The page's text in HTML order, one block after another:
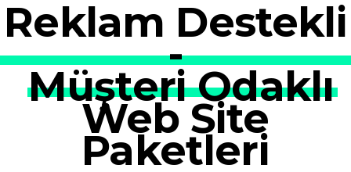
Reklam Destekli
-
Müşteri Odaklı
Web Site
Paketleri